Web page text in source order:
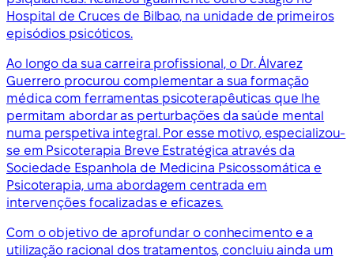
Hospital de Cruces de Bilbao, na unidade de primeiros
episódios psicóticos.
Ao longo da sua carreira profissional, o Dr. Álvarez
Guerrero procurou complementar a sua formação
médica com ferramentas psicoterapêuticas que lhe
permitam abordar as perturbações da saúde mental
numa perspetiva integral. Por esse motivo, especializou-
se em Psicoterapia Breve Estratégica através da
Sociedade Espanhola de Medicina Psicossomática e
Psicoterapia, uma abordagem centrada em
intervenções focalizadas e eficazes.
Com o objetivo de aprofundar o conhecimento e a
utilização racional dos tratamentos, concluiu ainda um